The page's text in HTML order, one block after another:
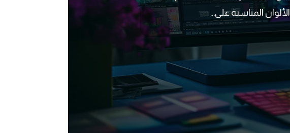
المناسبة على...